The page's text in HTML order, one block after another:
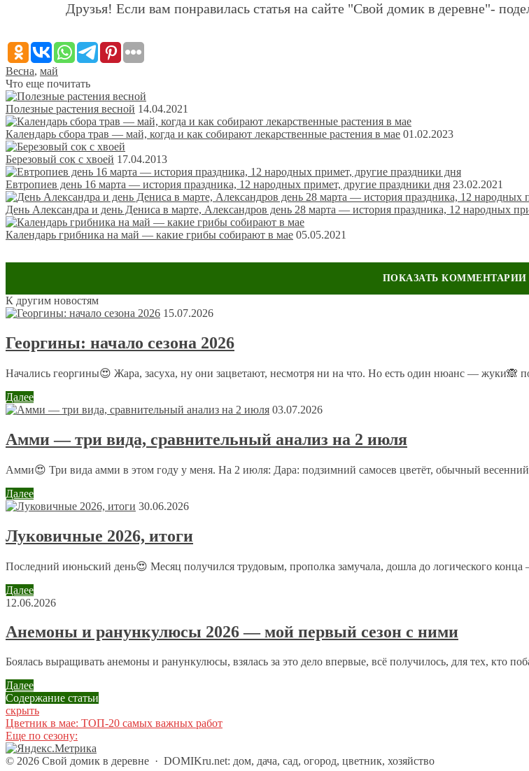
Друзья! Если вам понравилась статья на сайте "Свой домик в деревне"-
Весна, май
Что еще почитать
Полезные растения весной 14.04.2021
Календарь сбора трав — май, когда и как собирают лекарственные растения в мае 01.02.2023
Березовый сок с хвоей 17.04.2013
Евтропиев день 16 марта — история праздника, 12 народных примет, другие праздники дня 23.02.2021
День Александра и день Дениса в марте, Александров день 28 марта — история праздника, 12 народных
Календарь грибника на май — какие грибы собирают в мае 05.05.2021
Оставить комментарий
Ваш адрес email не будет опубликован.
Обязательные поля помечены
Комментарий *
Email
Сайт
Отправляя сообщение, Вы разрешаете сбор и обработку персональных данных.Политика
К другим новостям
15.07.2026
Георгины: начало сезона 2026
Начались георгины😍 Жара, засуха, ну они зацветают, несмотря ни на что. Но есть один нюанс — жуки🙈
Далее
03.07.2026
Амми — три вида, сравнительный анализ на 2 июля
Амми😍 Три вида амми в этом году у меня. На 2 июля: Дара: подзимний самосев цветёт, обычный весенний
Далее
30.06.2026
Луковичные 2026, итоги
Последний июньский день😍 Месяц получился трудовым, прополка замучала, дошла до логического конца
Далее
12.06.2026
Анемоны и ранункулюсы 2026 — мой первый сезон с ними
Боялась выращивать анемоны и ранункулюсы, взялась за это дело впервые, всё получилось, для тех, кто
Далее
Содержание статьи
скрыть
Цветник в мае: ТОП-20 самых важных работ
Еще по сезону:
© 2026 Свой домик в деревне · DOMIKru.net: дом, дача, сад, огород, цветник, хозяйство